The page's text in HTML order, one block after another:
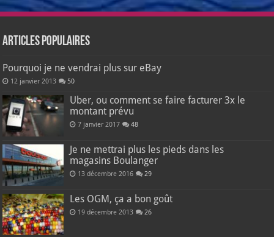
Articles populaires
Pourquoi je ne vendrai plus sur eBay
12 janvier 2013 50
Uber, ou comment se faire facturer 3x le
montant prévu
7 janvier 2017 48
Je ne mettrai plus les pieds dans les
magasins Boulanger
13 décembre 2016 29
Les OGM, ça a bon goût
19 décembre 2013 26